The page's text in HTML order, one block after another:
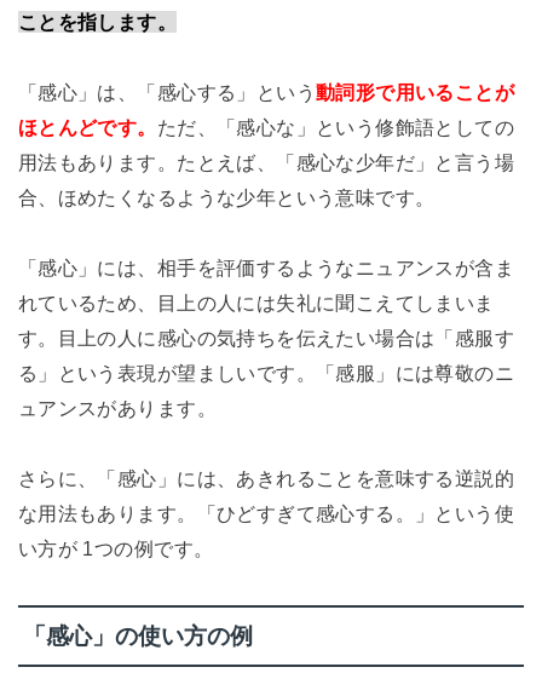
ことを指します。
「感心」は、「感心する」という動詞形で用いることが
ほとんどです。 ただ、「感心な」という修飾語としての
用法もあります。たとえば、「感心な少年だ」と言う場
合、ほめたくなるような少年という意味です。
「感心」には、相手を評価するようなニュアンスが含ま
れているため、目上の人には失礼に聞こえてしまいま
す。目上の人に感心の気持ちを伝えたい場合は「感服す
る」という表現が望ましいです。「感服」には尊敬のニ
ュアンスがあります。
さらに、「感心」には、あきれることを意味する逆説的
な用法もあります。「ひどすぎて感心する。」という使
い方が 1つの例です。
「感心」の使い方の例